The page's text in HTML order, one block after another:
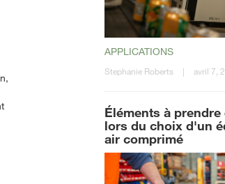
APPLICATIONS
Stephanie Roberts | avril 7,
Éléments à
lors du choix d'un
air comprimé